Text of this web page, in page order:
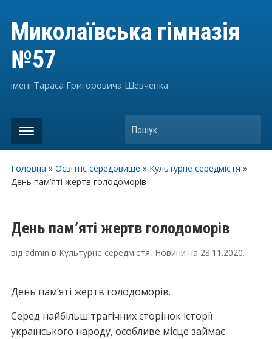
Миколаївська гімназія
№57
імені Тараса Григоровича Шевченка
Пошук
Головна » Освітнє середовище » Культурне середмістя »
День пам’яті жертв голодоморів
День пам’яті жертв голодоморів
від admin в Культурне середмістя, Новини на 28.11.2020.
День пам’яті жертв голодоморів.
Серед найбільш трагічних сторінок історії
українського народу, особливе місце займає